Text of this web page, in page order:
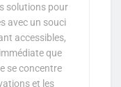
solutions pour
avec un souci
accessibles,
que
se concentre
et les